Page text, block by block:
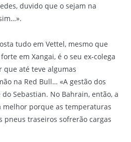
duvido que o sejam na
tudo em Vettel, mesmo que
em Xangai, é o seu ex-colega
que até teve algumas
na Red Bull… «A gestão dos
Sebastian. No Bahrain, então, a
melhor porque as temperaturas
pneus traseiros sofrerão cargas